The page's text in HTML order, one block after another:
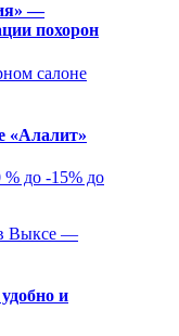
—
похорон
«Алалит»
% до -15% до
и